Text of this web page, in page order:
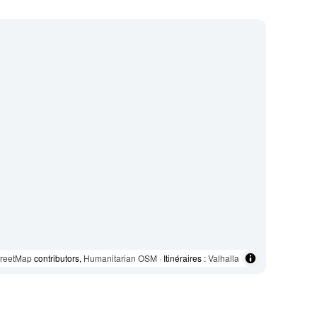
contributors, Humanitarian OSM · Itinéraires :Valhalla